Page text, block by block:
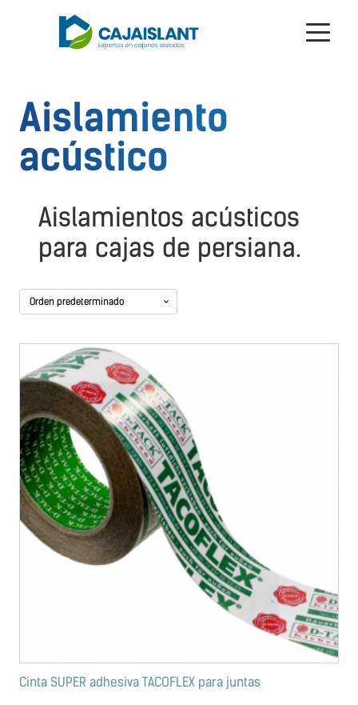
Aislamiento
acústico
Aislamientos acústicos
para cajas de persiana.
Cinta SUPER adhesiva TACOFLEX para juntas